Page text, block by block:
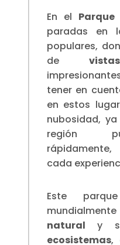
En el Parque
paradas en
populares,
de
tener en
en estos
nubosidad,
región
cada
Este
natural y
ecosistemas,